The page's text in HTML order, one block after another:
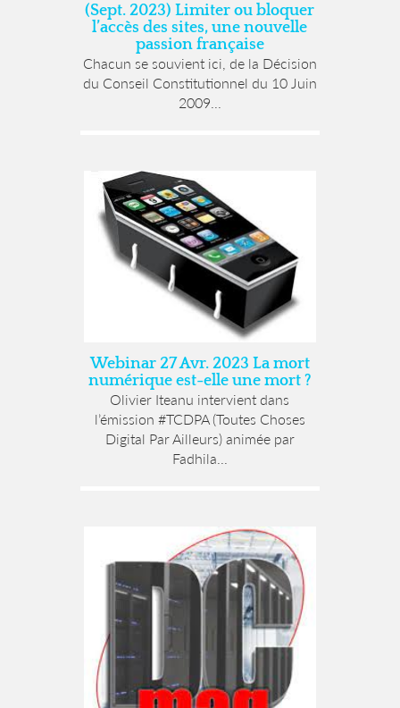
(Sept. 2023) Limiter ou bloquer
l’accès des sites, une nouvelle
passion française
Chacun se souvient ici, de la Décision
du Conseil Constitutionnel du 10 Juin
2009...
Webinar 27 Avr. 2023 La mort
numérique est-elle une mort ?
Olivier Iteanu intervient dans
l’émission #TCDPA (Toutes Choses
Digital Par Ailleurs) animée par
Fadhila...